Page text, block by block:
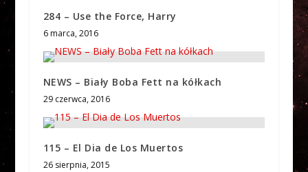
284 – Use the Force, Harry
6 marca, 2016
NEWS – Biały Boba Fett na kółkach
29 czerwca, 2016
115 – El Dia de Los Muertos
26 sierpnia, 2015